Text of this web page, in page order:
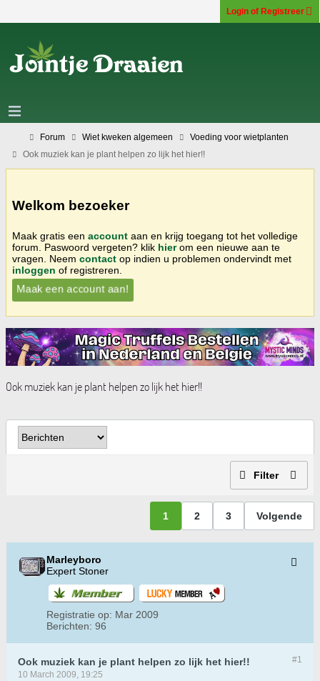
Login of Registreer
Forum Wiet kweken algemeen
Voeding voor wietplanten
Ook muziek kan je plant helpen zo lijk het hier!!
Welkom bezoeker
Maak gratis een account aan en krijg toegang tot het volledige
forum. Paswoord vergeten? klik hierom een nieuwe aan te
vragen. Neem contact op indien u problemen ondervindt met
inloggen of registreren.
Maak een account aan!
Ook muziek kan je plant helpen zo lijk het hier!!
Filter
1 2 3 Volgende
Marleyboro
Expert Stoner
Registratie op: Mar 2009
Berichten: 96
#1
Ook muziek kan je plant helpen zo lijk het hier!!
10 March 2009, 19:25